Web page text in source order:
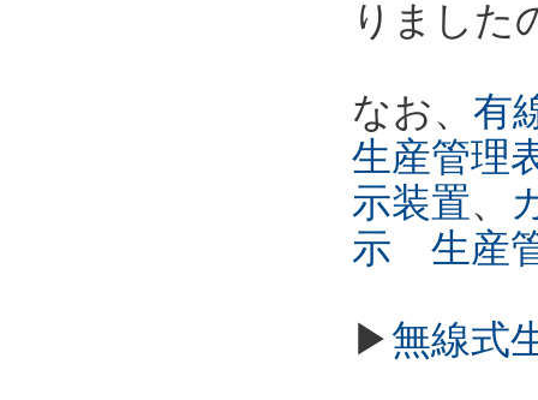
りました
なお、 有
生産管理
示装置、
示 生産
▶無線式